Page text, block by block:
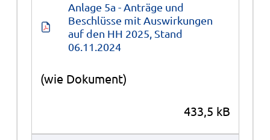
Anlage 5a - Anträge und
Beschlüsse mit Auswirkungen
auf den HH 2025, Stand
06.11.2024
(wie Dokument)
433,5 kB